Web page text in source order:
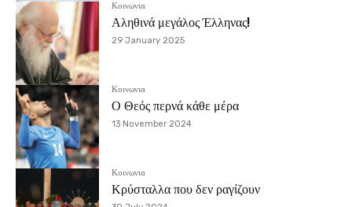
Κοινωνια
Αληθινά μεγάλος Έλληνας!
29 January 2025
Κοινωνια
Ο Θεός περνά κάθε μέρα
13 November 2024
Κοινωνια
Κρύσταλλα που δεν ραγίζουν